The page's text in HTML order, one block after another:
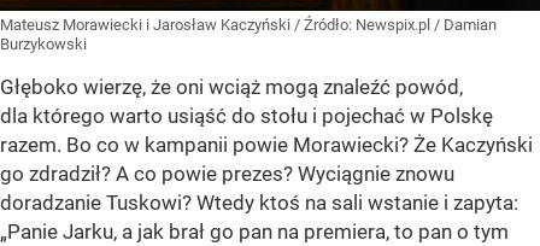
Mateusz Morawiecki i Jarosław Kaczyński / Źródło: Newspix.pl / Damian
Burzykowski
Głęboko wierzę, że oni wciąż mogą znaleźć powód,
dla którego warto usiąść do stołu i pojechać w Polskę
razem. Bo co w kampanii powie Morawiecki? Że Kaczyński
go zdradził? A co powie prezes? Wyciągnie znowu
doradzanie Tuskowi? Wtedy ktoś na sali wstanie i zapyta:
„Panie Jarku, a jak brał go pan na premiera, to pan o tym